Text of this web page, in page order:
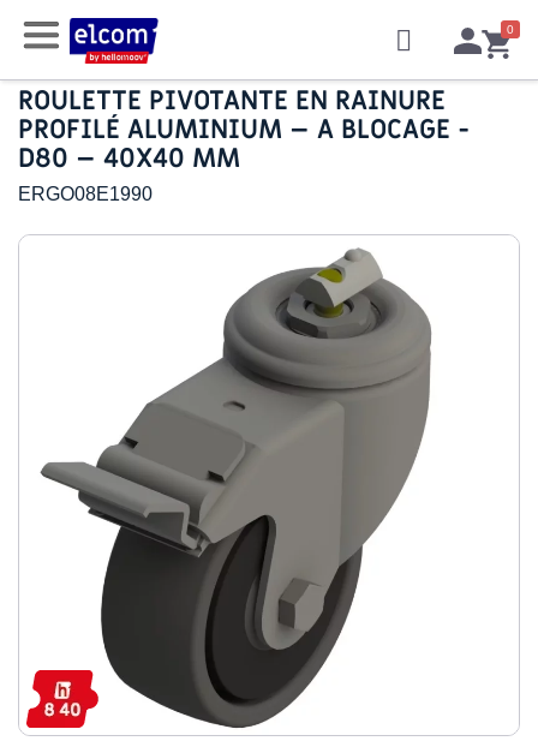
ROULETTE PIVOTANTE EN RAINURE
PROFILÉ ALUMINIUM – A BLOCAGE -
D80 – 40X40 MM
ERGO08E1990